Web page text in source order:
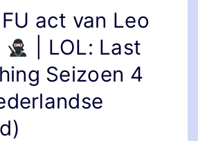
act van Leo
| LOL: Last
Seizoen 4